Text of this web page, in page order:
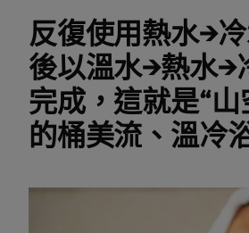
反復使用熱水→
後以溫水→熱水→
完成，這就是“山
的桶美流、溫冷